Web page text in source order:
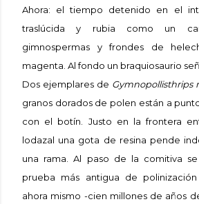
Ahora: el tiempo detenido en el
traslúcida y rubia como un
gimnospermas y frondes de
magenta. Al fondo un braquiosaurio
Dos ejemplares de Gymnopollisthrips
granos dorados de polen están a
con el botín. Justo en la frontera
lodazal una gota de resina pende
una rama. Al paso de la comitiva
prueba más antigua de
ahora mismo -cien millones de años